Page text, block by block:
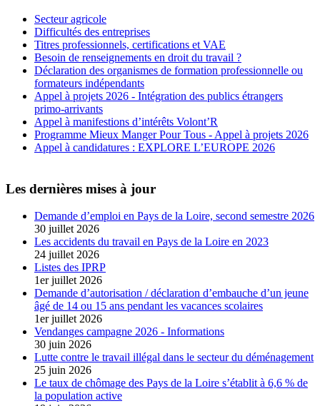
Secteur agricole
Difficultés des entreprises
Titres professionnels, certifications et VAE
Besoin de renseignements en droit du travail ?
Déclaration des organismes de formation professionnelle ou
formateurs indépendants
Appel à projets 2026 - Intégration des publics étrangers
primo-arrivants
Appel à manifestions d’intérêts Volont’R
Programme Mieux Manger Pour Tous - Appel à projets 2026
Appel à candidatures : EXPLORE L’EUROPE 2026
Les dernières mises à jour
Demande d’emploi en Pays de la Loire, second semestre 2026
30 juillet 2026
Les accidents du travail en Pays de la Loire en 2023
24 juillet 2026
Listes des IPRP
1er juillet 2026
Demande d’autorisation / déclaration d’embauche d’un jeune
âgé de 14 ou 15 ans pendant les vacances scolaires
1er juillet 2026
Vendanges campagne 2026 - Informations
30 juin 2026
Lutte contre le travail illégal dans le secteur du déménagement
25 juin 2026
Le taux de chômage des Pays de la Loire s’établit à 6,6 % de
la population active